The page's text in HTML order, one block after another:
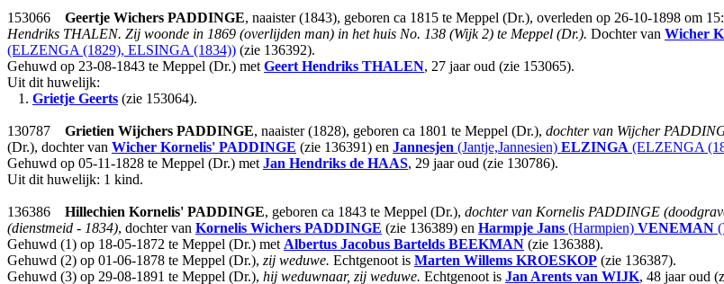
153066 Geertje Wichers PADDINGE, naaister (1843), geboren ca 1815 te Meppel (Dr.), overleden op 26-10-1898 om
Hendriks THALEN. Zij woonde in 1869 (overlijden man) in het huis No. 138 (Wijk 2) te Meppel (Dr.). Dochter van Wicher
(ELZENGA (1829), ELSINGA (1834)) (zie 136392).
Gehuwd op 23-08-1843 te Meppel (Dr.) met Geert Hendriks THALEN, 27 jaar oud (zie 153065).
Uit dit huwelijk:
1. Grietje Geerts (zie 153064).
130787 Grietien Wijchers PADDINGE, naaister (1828), geboren ca 1801 te Meppel (Dr.), dochter van Wijcher
(Dr.), dochter van Wicher Kornelis' PADDINGE (zie 136391) en Jannesjen (Jantje,Jannesien) ELZINGA (ELZENGA
Gehuwd op 05-11-1828 te Meppel (Dr.) met Jan Hendriks de HAAS, 29 jaar oud (zie 130786).
Uit dit huwelijk: 1 kind.
136386 Hillechien Kornelis' PADDINGE, geboren ca 1843 te Meppel (Dr.), dochter van Kornelis PADDINGE
(dienstmeid - 1834), dochter van Kornelis Wichers PADDINGE (zie 136389) en Harmpje Jans (Harmpien) VENEMAN
Gehuwd (1) op 18-05-1872 te Meppel (Dr.) met Albertus Jacobus Bartelds BEEKMAN (zie 136388).
Gehuwd (2) op 01-06-1878 te Meppel (Dr.), zij weduwe. Echtgenoot is Marten Willems KROESKOP (zie 136387).
Gehuwd (3) op 29-08-1891 te Meppel (Dr.), hij weduwnaar, zij weduwe. Echtgenoot is Jan Arents van WIJK, 48 jaar oud